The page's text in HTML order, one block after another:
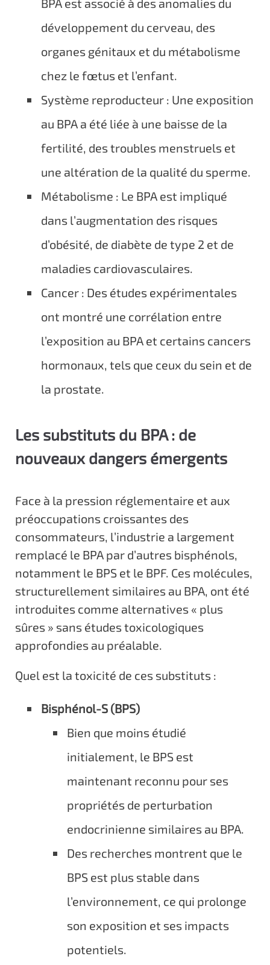
BPA est associé à des anomalies du
développement du cerveau, des
organes génitaux et du métabolisme
chez le fœtus et l’enfant.
Système reproducteur : Une exposition
au BPA a été liée à une baisse de la
fertilité, des troubles menstruels et
une altération de la qualité du sperme.
Métabolisme : Le BPA est impliqué
dans l’augmentation des risques
d’obésité, de diabète de type 2 et de
maladies cardiovasculaires.
Cancer : Des études expérimentales
ont montré une corrélation entre
l’exposition au BPA et certains cancers
hormonaux, tels que ceux du sein et de
la prostate.
Les substituts du BPA : de
nouveaux dangers émergents
Face à la pression réglementaire et aux
préoccupations croissantes des
consommateurs, l’industrie a largement
remplacé le BPA par d’autres bisphénols,
notamment le BPS et le BPF. Ces molécules,
structurellement similaires au BPA, ont été
introduites comme alternatives « plus
sûres » sans études toxicologiques
approfondies au préalable.
Quel est la toxicité de ces substituts :
Bisphénol-S (BPS)
Bien que moins étudié
initialement, le BPS est
maintenant reconnu pour ses
propriétés de perturbation
endocrinienne similaires au BPA.
Des recherches montrent que le
BPS est plus stable dans
l’environnement, ce qui prolonge
son exposition et ses impacts
potentiels.